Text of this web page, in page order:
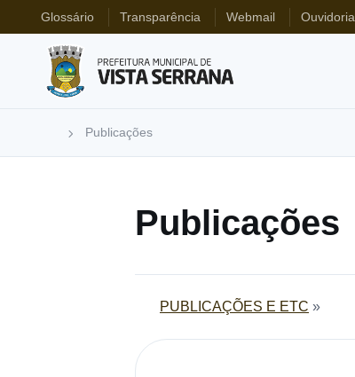
Glossário Transparência Webmail Ouvidoria
Publicações
Publicações
PUBLICAÇÕES E ETC »